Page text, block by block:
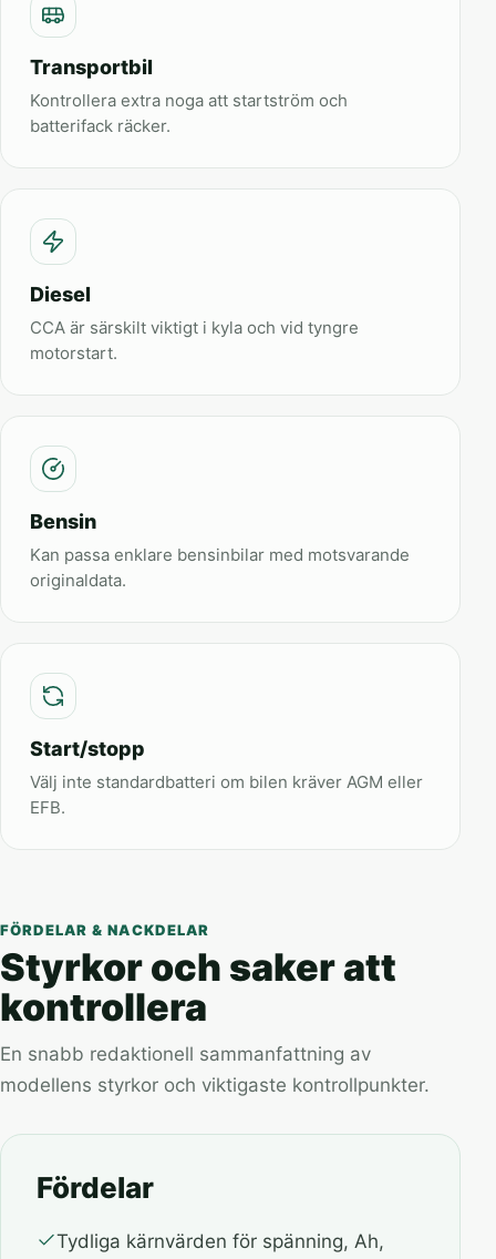
Transportbil
Kontrollera extra noga att startström och
batterifack räcker.
Diesel
CCA är särskilt viktigt i kyla och vid tyngre
motorstart.
Bensin
Kan passa enklare bensinbilar med motsvarande
originaldata.
Start/stopp
Välj inte standardbatteri om bilen kräver AGM eller
EFB.
FÖRDELAR & NACKDELAR
Styrkor och saker att
kontrollera
En snabb redaktionell sammanfattning av
modellens styrkor och viktigaste kontrollpunkter.
Fördelar
Tydliga kärnvärden för spänning, Ah,